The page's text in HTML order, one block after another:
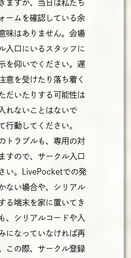
ますが、当日は私たち
ームを確認している余
味はありません。会場
入口にいるスタッフに
を仰いでください。遅
意を受けたり落ち着く
だいたりする可能性は
れないことはないで
行動してください。
トラブルも、専用の対
すので、サークル入口
い。LivePocketでの発
ない場合や、シリアル
る端末を家に置いてき
、シリアルコードや入
になっていなければ再
この際、サークル登録